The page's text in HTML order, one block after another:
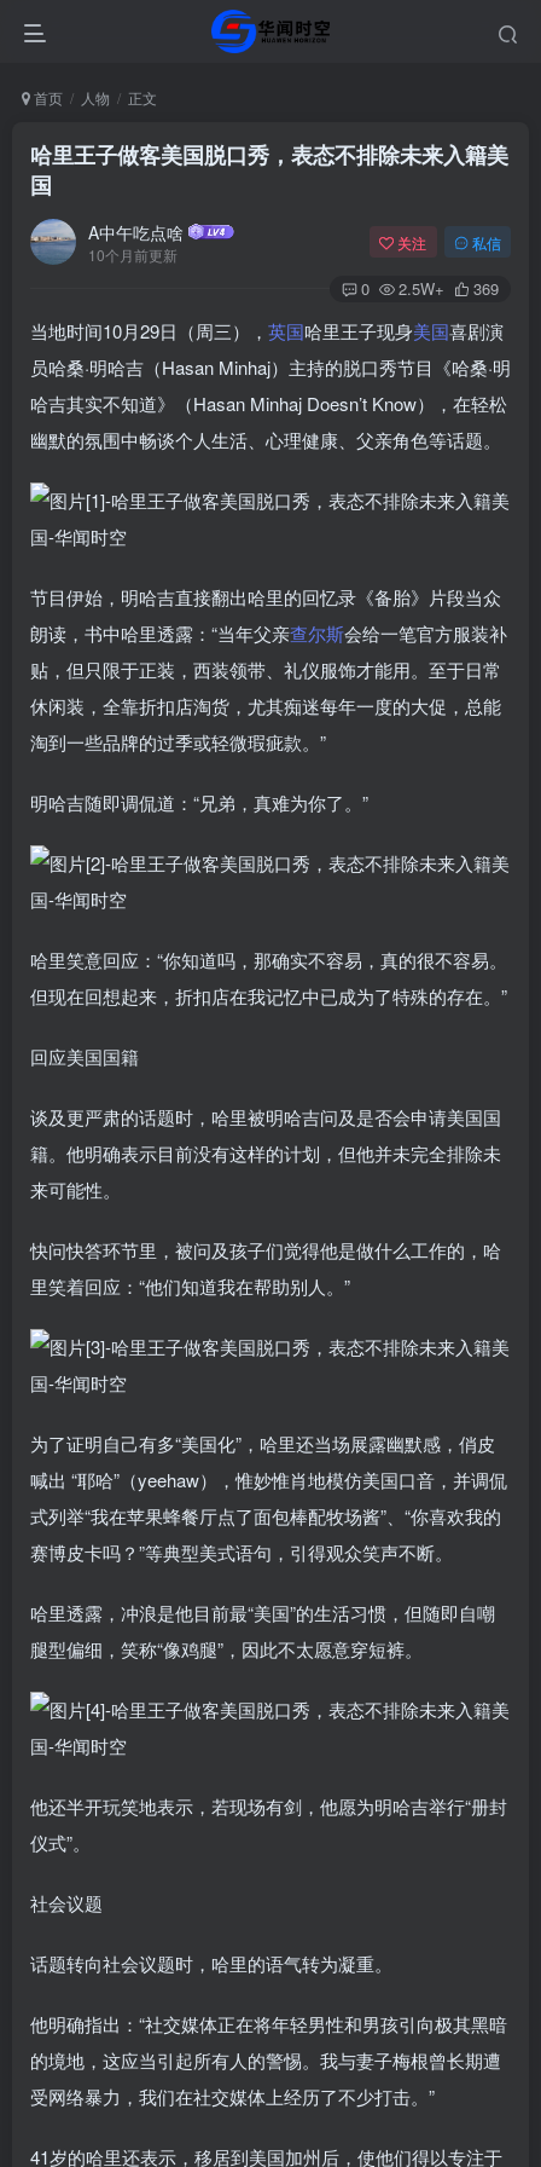
首页 人物 正文
哈里王子做客美国脱口秀，表态不排除未来入籍美
国
A中午吃点啥
10个月前更新
关注 私信
0 2.5W+ 369
当地时间10月29日（周三）， 英国哈里王子现身美国喜剧演
员哈桑·明哈吉（Hasan Minhaj）主持的脱口秀节目《哈桑·明
哈吉其实不知道》（Hasan Minhaj Doesn’t Know），在轻松
幽默的氛围中畅谈个人生活、心理健康、父亲角色等话题。
节目伊始，明哈吉直接翻出哈里的回忆录《备胎》片段当众
朗读，书中哈里透露：“当年父亲查尔斯会给一笔官方服装补
贴，但只限于正装，西装领带、礼仪服饰才能用。至于日常
休闲装，全靠折扣店淘货，尤其痴迷每年一度的大促，总能
淘到一些品牌的过季或轻微瑕疵款。”
明哈吉随即调侃道：“兄弟，真难为你了。”
哈里笑意回应：“你知道吗，那确实不容易，真的很不容易。
但现在回想起来，折扣店在我记忆中已成为了特殊的存在。”
回应美国国籍
谈及更严肃的话题时，哈里被明哈吉问及是否会申请美国国
籍。他明确表示目前没有这样的计划，但他并未完全排除未
来可能性。
快问快答环节里，被问及孩子们觉得他是做什么工作的，哈
里笑着回应：“他们知道我在帮助别人。”
为了证明自己有多“美国化”，哈里还当场展露幽默感，俏皮
喊出 “耶哈”（yeehaw），惟妙惟肖地模仿美国口音，并调侃
式列举“我在苹果蜂餐厅点了面包棒配牧场酱”、“你喜欢我的
赛博皮卡吗？”等典型美式语句，引得观众笑声不断。
哈里透露，冲浪是他目前最“美国”的生活习惯，但随即自嘲
腿型偏细，笑称“像鸡腿”，因此不太愿意穿短裤。
他还半开玩笑地表示，若现场有剑，他愿为明哈吉举行“册封
仪式”。
社会议题
话题转向社会议题时，哈里的语气转为凝重。
他明确指出：“社交媒体正在将年轻男性和男孩引向极其黑暗
的境地，这应当引起所有人的警惕。我与妻子梅根曾长期遭
受网络暴力，我们在社交媒体上经历了不少打击。”
41岁的哈里还表示，移居到美国加州后，使他们得以专注于